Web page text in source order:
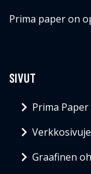
Prima paper on
SIVUT
Prima Paper
Graafinen